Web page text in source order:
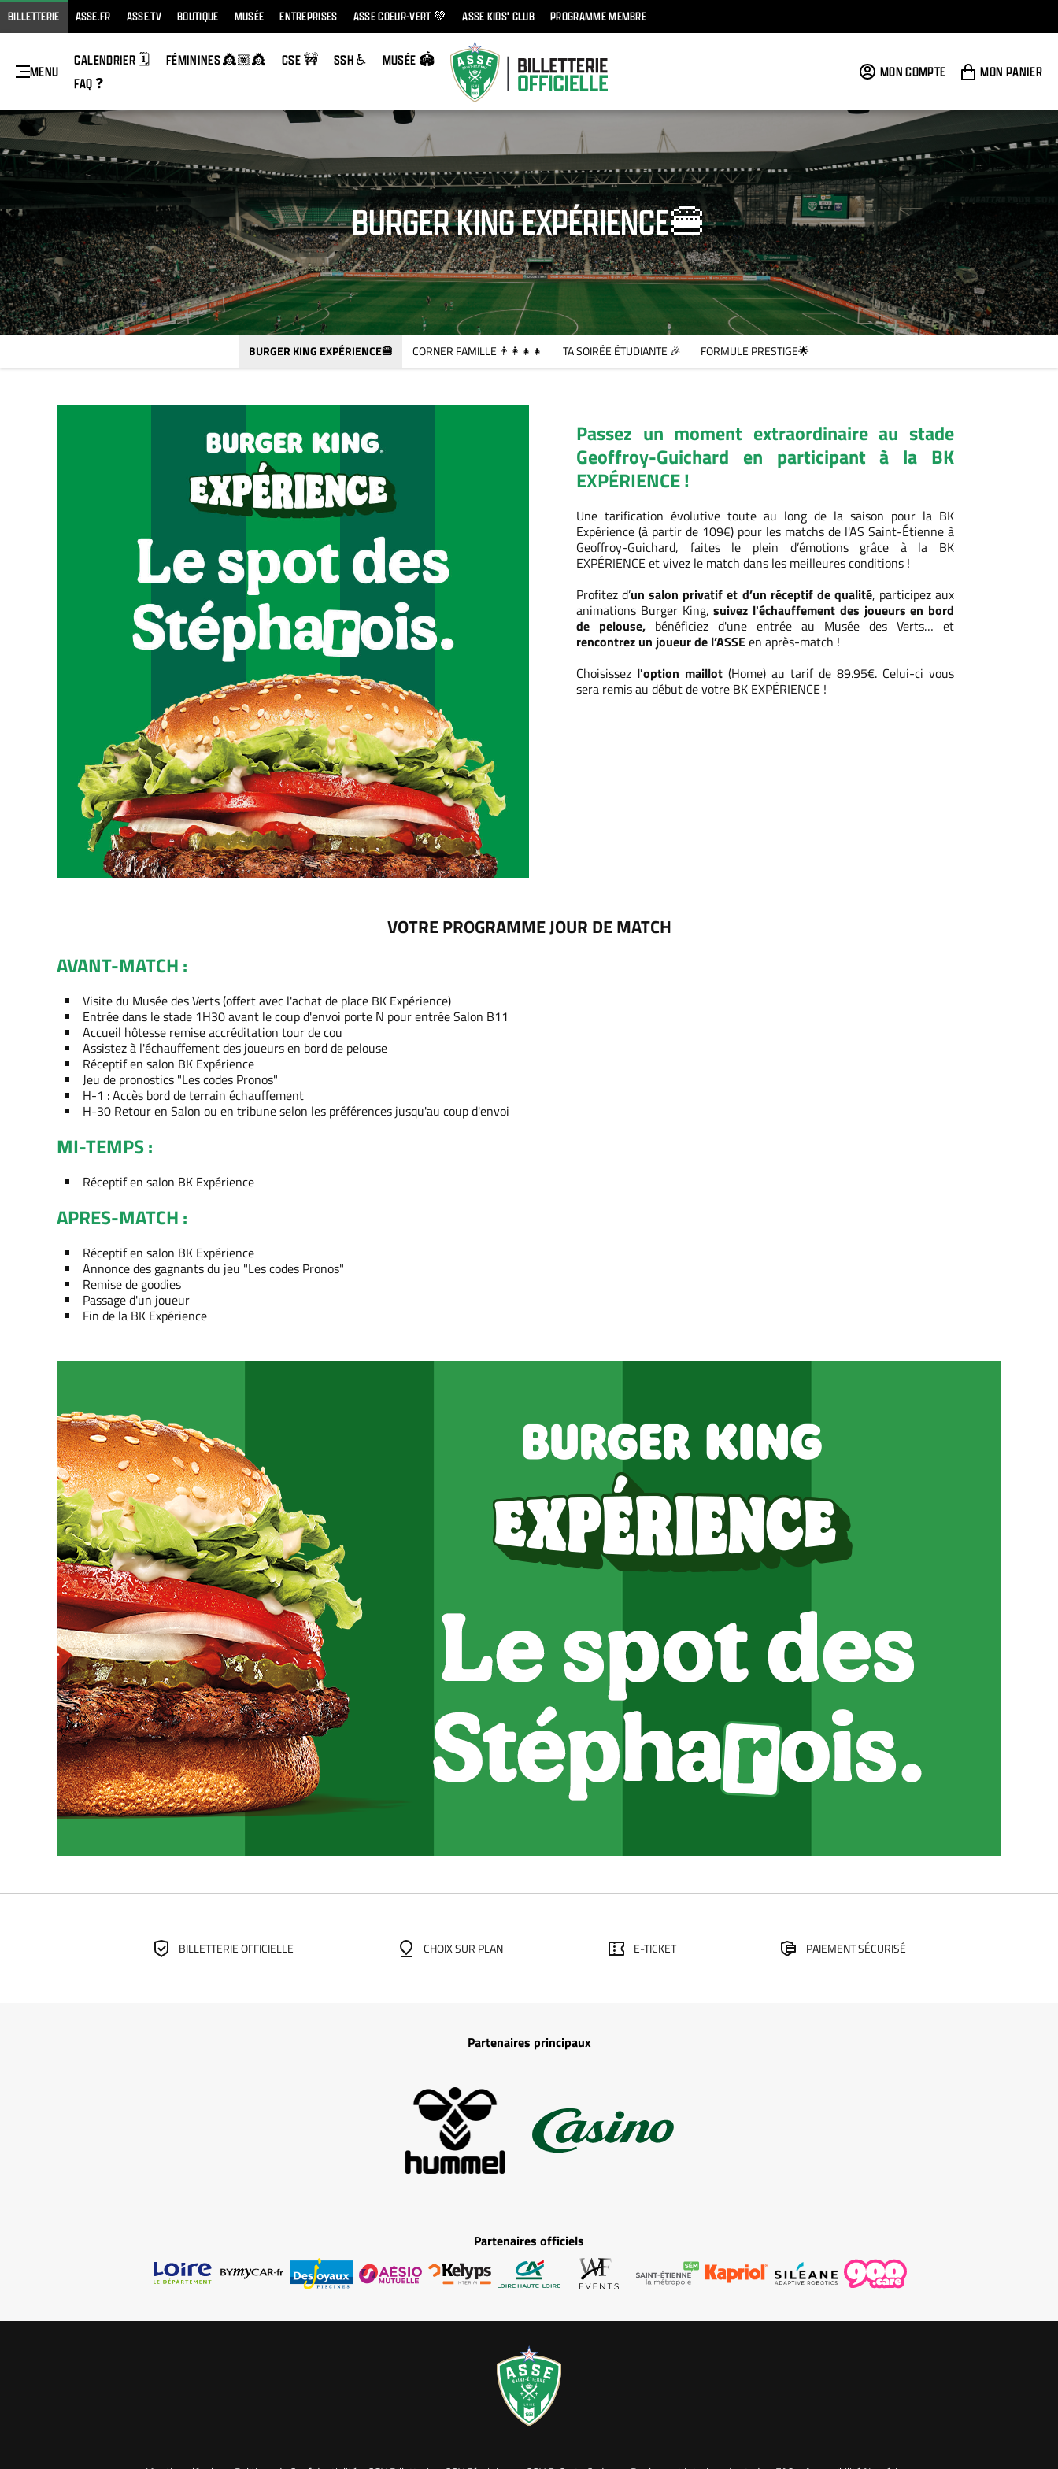
BILLETTERIE ASSE.FR ASSE.TV BOUTIQUE MUSÉE ENTREPRISES ASSE COEUR-VERT 💚 ASSE KIDS' CLUB PROGRAMME MEMBRE
MENU
CALENDRIER 🗓️ FÉMININES 👸🏽👸 CSE 🚧 SSH ♿
MUSÉE 🏟️
FAQ ❓
MON COMPTE MON PANIER
BURGER KING EXPÉRIENCE🍔
BURGER KING EXPÉRIENCE🍔 CORNER FAMILLE 👨‍👩‍👧‍👧 TA SOIRÉE ÉTUDIANTE 🎉 FORMULE PRESTIGE🌟
Passez un moment extraordinaire au stade
Geoffroy-Guichard en participant à la BK
EXPÉRIENCE !
Une tarification évolutive toute au long de la saison pour la BK
Expérience (à partir de 109€) pour les matchs de l'AS Saint-Étienne à
Geoffroy-Guichard, faites le plein d’émotions grâce à la BK
EXPÉRIENCE et vivez le match dans les meilleures conditions !
Profitez d’un salon privatif et d’un réceptif de qualité, participez aux
animations Burger King,suivez l'échauffement des joueurs en bord
de pelouse, bénéficiez d'une entrée au Musée des Verts… et
rencontrez un joueur de l’ASSEen après-match !
Choisissez l'option maillot (Home) au tarif de 89.95€. Celui-ci vous
sera remis au début de votre BK EXPÉRIENCE !
VOTRE PROGRAMME JOUR DE MATCH
AVANT-MATCH :
Visite du Musée des Verts (offert avec l'achat de place BK Expérience)
Entrée dans le stade 1H30 avant le coup d'envoi porte N pour entrée Salon B11
Accueil hôtesse remise accréditation tour de cou
Assistez à l'échauffement des joueurs en bord de pelouse
Réceptif en salon BK Expérience
Jeu de pronostics "Les codes Pronos"
H-1 : Accès bord de terrain échauffement
H-30 Retour en Salon ou en tribune selon les préférences jusqu'au coup d'envoi
MI-TEMPS :
Réceptif en salon BK Expérience
APRES-MATCH :
Réceptif en salon BK Expérience
Annonce des gagnants du jeu "Les codes Pronos"
Remise de goodies
Passage d'un joueur
Fin de la BK Expérience
BILLETTERIE OFFICIELLE CHOIX SUR PLAN E-TICKET PAIEMENT SÉCURISÉ
Partenaires principaux
Partenaires officiels